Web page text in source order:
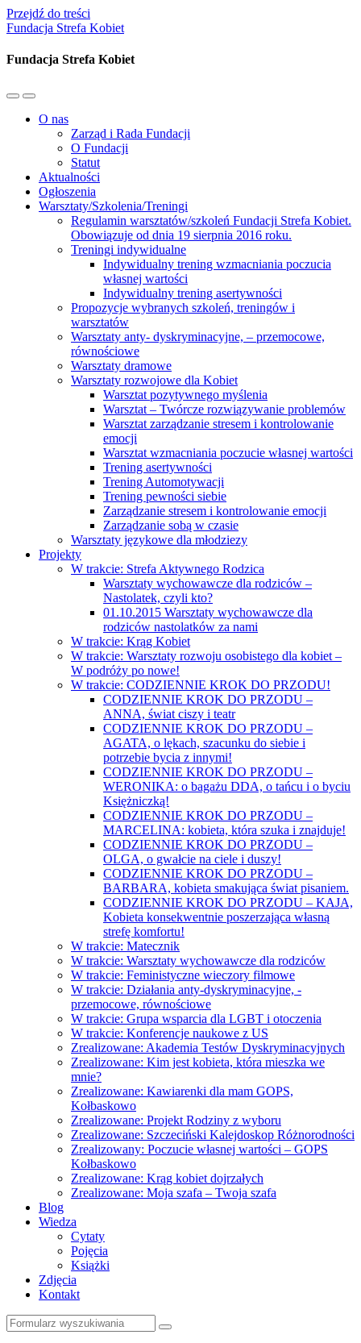
Przejdź do treści
Fundacja Strefa Kobiet
Fundacja Strefa Kobiet
Przełącz
mobilne
Przełącz
pole
wyszukiwania
O nas
Zarząd i Rada Fundacji
O Fundacji
Statut
Aktualności
Ogłoszenia
Warsztaty/Szkolenia/Treningi
Regulamin warsztatów/szkoleń Fundacji Strefa Kobiet.
Obowiązuje od dnia 19 sierpnia 2016 roku.
Treningi indywidualne
Indywidualny trening wzmacniania poczucia
własnej wartości
Indywidualny trening asertywności
Propozycje wybranych szkoleń, treningów i
warsztatów
Warsztaty anty- dyskryminacyjne, – przemocowe,
równościowe
Warsztaty dramowe
Warsztaty rozwojowe dla Kobiet
Warsztat pozytywnego myślenia
Warsztat – Twórcze rozwiązywanie problemów
Warsztat zarządzanie stresem i kontrolowanie
emocji
Warsztat wzmacniania poczucie własnej wartości
Trening asertywności
Trening Automotywacji
Trening pewności siebie
Zarządzanie stresem i kontrolowanie emocji
Zarządzanie sobą w czasie
Warsztaty językowe dla młodziezy
Projekty
W trakcie: Strefa Aktywnego Rodzica
Warsztaty wychowawcze dla rodziców –
Nastolatek, czyli kto?
01.10.2015 Warsztaty wychowawcze dla
rodziców nastolatków za nami
W trakcie: Krąg Kobiet
W trakcie: Warsztaty rozwoju osobistego dla kobiet –
W podróży po nowe!
W trakcie: CODZIENNIE KROK DO PRZODU!
CODZIENNIE KROK DO PRZODU –
ANNA, świat ciszy i teatr
CODZIENNIE KROK DO PRZODU –
AGATA, o lękach, szacunku do siebie i
potrzebie bycia z innymi!
CODZIENNIE KROK DO PRZODU –
WERONIKA: o bagażu DDA, o tańcu i o byciu
Księżniczką!
CODZIENNIE KROK DO PRZODU –
MARCELINA: kobieta, która szuka i znajduje!
CODZIENNIE KROK DO PRZODU –
OLGA, o gwałcie na ciele i duszy!
CODZIENNIE KROK DO PRZODU –
BARBARA, kobieta smakująca świat pisaniem.
CODZIENNIE KROK DO PRZODU – KAJA,
Kobieta konsekwentnie poszerzająca własną
strefę komfortu!
W trakcie: Matecznik
W trakcie: Warsztaty wychowawcze dla rodziców
W trakcie: Feministyczne wieczory filmowe
W trakcie: Działania anty-dyskryminacyjne, -
przemocowe, równościowe
W trakcie: Grupa wsparcia dla LGBT i otoczenia
W trakcie: Konferencje naukowe z US
Zrealizowane: Akademia Testów Dyskryminacyjnych
Zrealizowane: Kim jest kobieta, która mieszka we
mnie?
Zrealizowane: Kawiarenki dla mam GOPS,
Kołbaskowo
Zrealizowane: Projekt Rodziny z wyboru
Zrealizowane: Szczeciński Kalejdoskop Różnorodności
Zrealizowany: Poczucie własnej wartości – GOPS
Kołbaskowo
Zrealizowane: Krąg kobiet dojrzałych
Zrealizowane: Moja szafa – Twoja szafa
Blog
Wiedza
Cytaty
Pojęcia
Książki
Zdjęcia
Kontakt
Szukaj